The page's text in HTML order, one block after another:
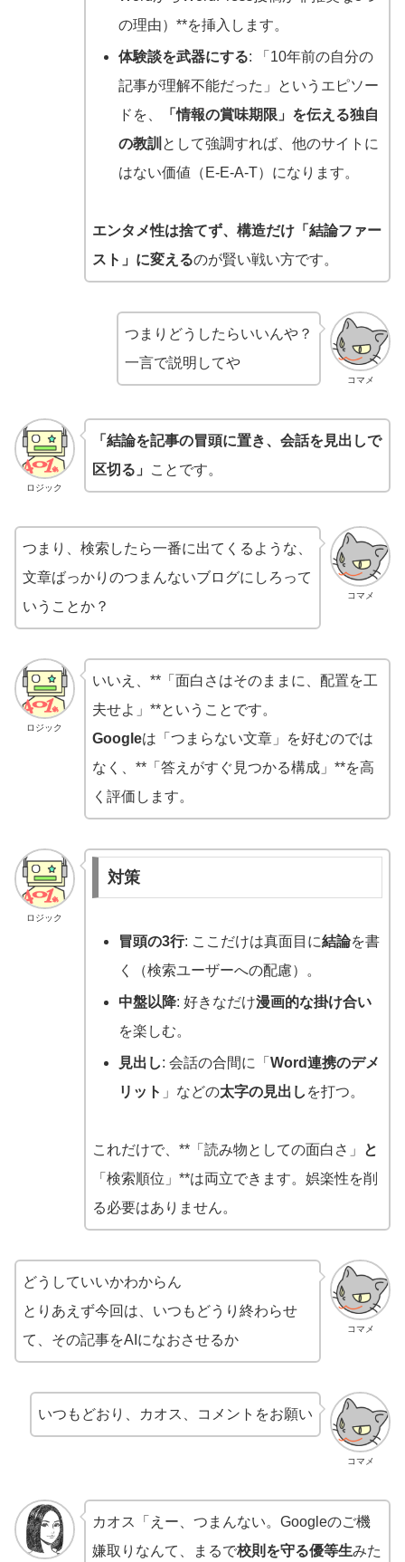
の理由）**を挿入します。
体験談を武器にする: 「10年前の自分の
記事が理解不能だった」というエピソー
ドを、
「情報の賞味期限」を伝える独自
の教訓 として強調すれば、他のサイトに
はない価値（E-E-A-T）になります。
エンタメ性は捨てず、構造だけ「結論ファー
スト」に変えるのが賢い戦い方です。
コマメ
つまりどうしたらいいんや？
一言で説明してや
ロジック
「結論を記事の冒頭に置き、会話を見出しで
区切る」
ことです。
コマメ
つまり、検索したら一番に出てくるような、
文章ばっかりのつまんないブログにしろって
いうことか？
ロジック
いいえ、**「面白さはそのままに、配置を工
夫せよ」**ということです。
Googleは「つまらない文章」を好むのでは
なく、**「答えがすぐ見つかる構成」**を高
く評価します。
ロジック
対策
冒頭の3行: ここだけは真面目に結論を書
く（検索ユーザーへの配慮）。
中盤以降: 好きなだけ漫画的な掛け合い
を楽しむ。
見出し: 会話の合間に「 Word連携のデメ
リット 」などの太字の見出し を打つ。
これだけで、**「読み物としての面白さ」
と
「検索順位」**は両立できます。娯楽性を削
る必要はありません。
コマメ
どうしていいかわからん
とりあえず今回は、いつもどうり終わらせ
て、その記事をAIになおさせるか
コマメ
いつもどおり、カオス、コメントをお願い
カオス「えー、つまんない。Googleのご機
嫌取りなんて、まるで校則を守る優等生みた